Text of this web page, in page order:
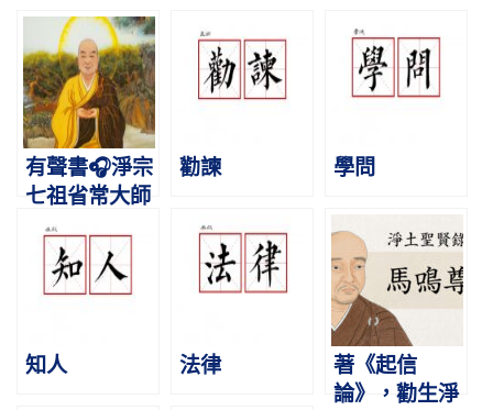
有聲書🎧淨宗
七祖省常大師
略傳｜道慕廬
山，結淨行社
勸諫 學問
知人 法律
著《起信
論》，勸生淨